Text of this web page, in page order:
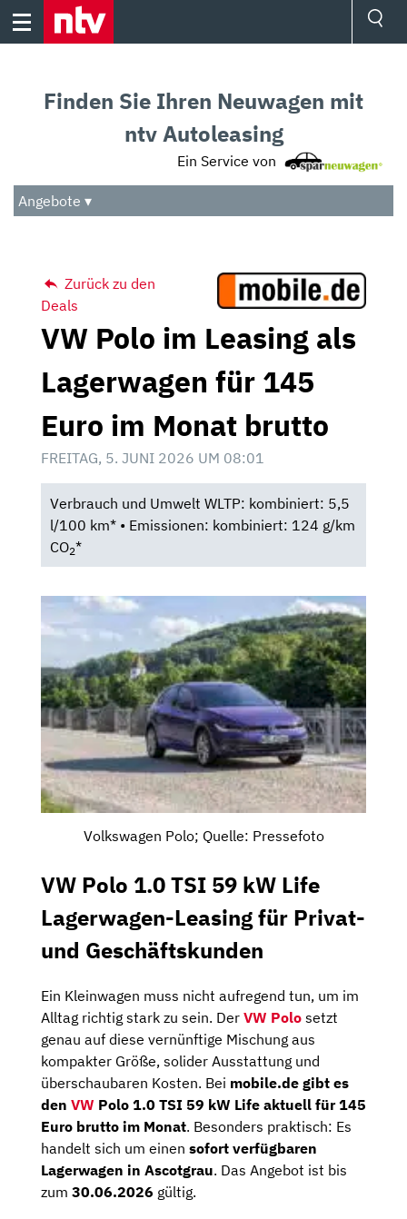
Skip
Audio
Das Beste
Finden Sie Ihren Neuwagen mit
ntv Autoleasing
Ein Service von
Angebote ▾
Zurück zu den
Deals
VW Polo im Leasing als
Lagerwagen für 145
Euro im Monat brutto
FREITAG, 5. JUNI 2026 UM 08:01
Verbrauch und Umwelt WLTP: kombiniert: 5,5
l/100 km* • Emissionen: kombiniert: 124 g/km
CO2*
Volkswagen Polo; Quelle: Pressefoto
VW Polo 1.0 TSI 59 kW Life
Lagerwagen-Leasing für Privat-
und Geschäftskunden
Ein Kleinwagen muss nicht aufregend tun, um im
Alltag richtig stark zu sein. Der VW Polo setzt
genau auf diese vernünftige Mischung aus
kompakter Größe, solider Ausstattung und
überschaubaren Kosten. Bei mobile.de gibt es
den VW Polo 1.0 TSI 59 kW Life aktuell für 145
Euro brutto im Monat. Besonders praktisch: Es
handelt sich um einen sofort verfügbaren
Lagerwagen in Ascotgrau. Das Angebot ist bis
zum 30.06.2026 gültig.